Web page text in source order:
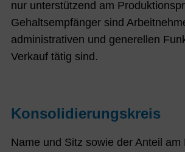
nur unterstützend am
Gehaltsempfänger sind
administrativen und generellen
Verkauf tätig sind.
Konsolidierungskreis
Name und Sitz sowie der Anteil am